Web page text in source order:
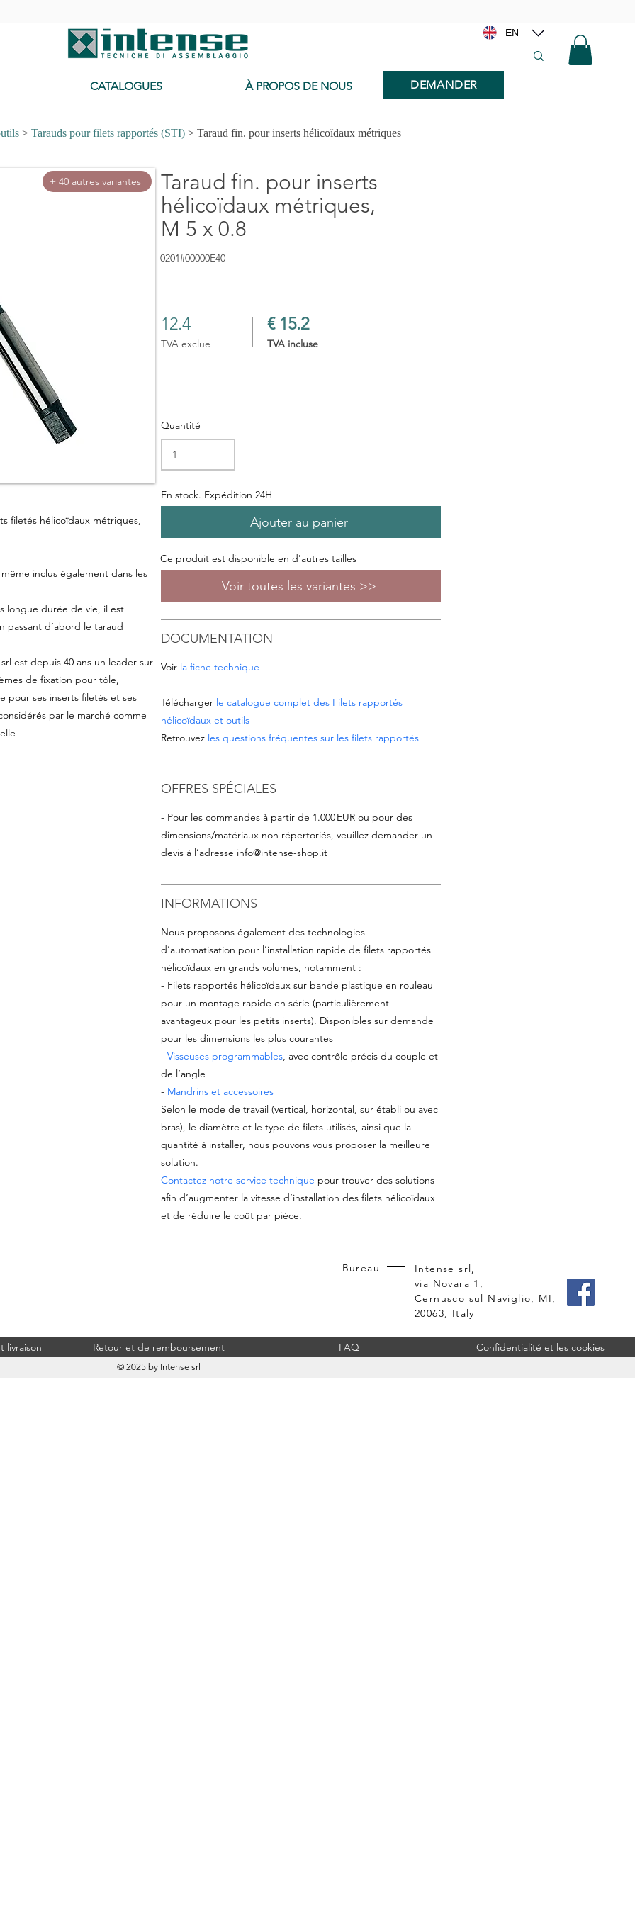
EN
CATALOGUES À PROPOS DE NOUS DEMANDER
> Tarauds pour filets rapportés (STI) > Taraud fin. pour inserts hélicoïdaux métriques
+ 40 autres variantes
filetés hélicoïdaux métriques,
inclus également dans les
longue durée de vie, il est
passant d’abord le taraud
est depuis 40 ans un leader sur
de fixation pour tôle,
pour ses inserts filetés et ses
par le marché comme
Taraud fin. pour inserts
hélicoïdaux métriques,
M 5 x 0.8
0201#00000E40
12.4 € 15.2
TVA exclue TVA incluse
Quantité
En stock. Expédition 24H
Ajouter au panier
Ce produit est disponible en d'autres tailles
Voir toutes les variantes >>
DOCUMENTATION
Voir la fiche technique
Télécharger le catalogue complet des Filets rapportés
hélicoïdaux et outils
Retrouvez les questions fréquentes sur les filets rapportés
OFFRES SPÉCIALES
- Pour les commandes à partir de 1.000 EUR ou pour des
dimensions/matériaux non répertoriés, veuillez demander un
devis à l’adresse info@intense-shop.it
INFORMATIONS
Nous proposons également des technologies
d’automatisation pour l’installation rapide de filets rapportés
hélicoïdaux en grands volumes, notamment :
- Filets rapportés hélicoïdaux sur bande plastique en rouleau
pour un montage rapide en série (particulièrement
avantageux pour les petits inserts). Disponibles sur demande
pour les dimensions les plus courantes
- Visseuses programmables, avec contrôle précis du couple et
de l’angle
- Mandrins et accessoires
Selon le mode de travail (vertical, horizontal, sur établi ou avec
bras), le diamètre et le type de filets utilisés, ainsi que la
quantité à installer, nous pouvons vous proposer la meilleure
solution.
Contactez notre service technique pour trouver des solutions
afin d’augmenter la vitesse d’installation des filets hélicoïdaux
et de réduire le coût par pièce.
Bureau
Intense srl,
via Novara 1,
Cernusco sul Naviglio, MI,
20063, Italy
livraison Retour et de remboursement FAQ Confidentialité et les cookies
© 2025 by Intense srl